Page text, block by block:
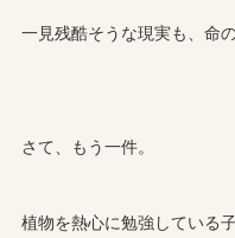
一見残酷そうな現実も、命
さて、もう一件。
植物を熱心に勉強している